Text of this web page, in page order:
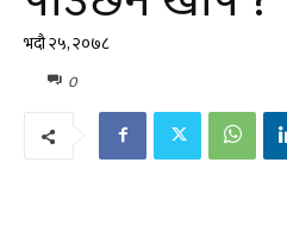
भदौ २५, २०७८
0